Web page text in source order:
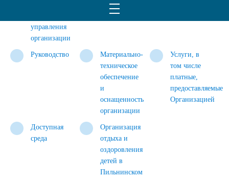
управления
организации
Основные
сведения
Руководство
Материально-
техническое
обеспечение
и
оснащенность
организации
Услуги, в
том числе
платные,
предоставляемые
Организацией
Доступная
среда
Организация
отдыха и
оздоровления
детей в
Пильнинском